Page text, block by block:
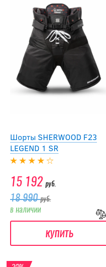
Шорты SHERWOOD F23
LEGEND 1 SR
15 192 руб.
18 990руб.
в наличии
купить